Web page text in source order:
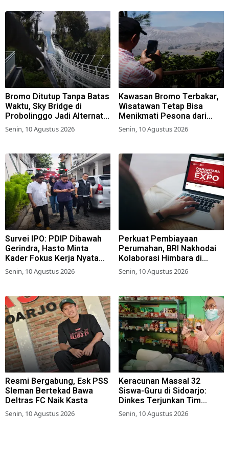
Bromo Ditutup Tanpa Batas
Waktu, Sky Bridge di
Probolinggo Jadi Alternatif
Wisata
Senin, 10 Agustus 2026
Kawasan Bromo Terbakar,
Wisatawan Tetap Bisa
Menikmati Pesona dari
Ketinggian
Senin, 10 Agustus 2026
Survei IPO: PDIP Dibawah
Gerindra, Hasto Minta
Kader Fokus Kerja Nyata
untuk Rakyat
Senin, 10 Agustus 2026
Perkuat Pembiayaan
Perumahan, BRI Nakhodai
Kolaborasi Himbara di
Danantara Housing Expo
2026
Senin, 10 Agustus 2026
Resmi Bergabung, Esk PSS
Sleman Bertekad Bawa
Deltras FC Naik Kasta
Senin, 10 Agustus 2026
Keracunan Massal 32
Siswa-Guru di Sidoarjo:
Dinkes Terjunkan Tim
Epidemiologi, Kantin
Sekolah Ditutup
Senin, 10 Agustus 2026